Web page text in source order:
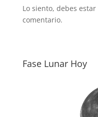
Lo siento, debes estar
comentario.
Fase Lunar Hoy